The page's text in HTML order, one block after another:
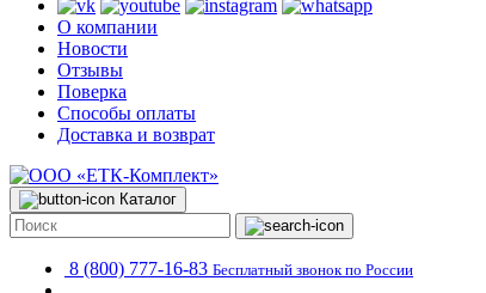
О компании
Новости
Отзывы
Поверка
Способы оплаты
Доставка и возврат
Каталог
8 (800) 777-16-83 Бесплатный звонок по России